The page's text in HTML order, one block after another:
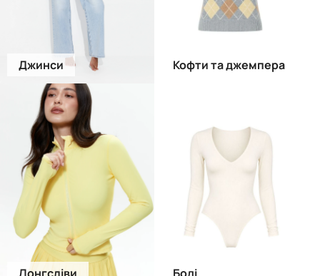
Джинси Кофти та джемпера